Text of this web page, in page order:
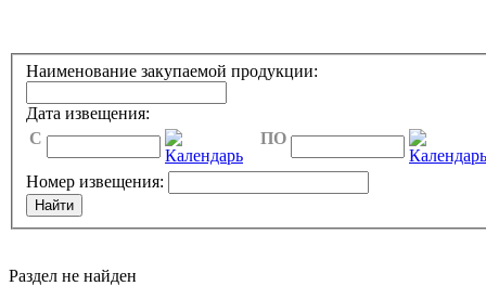
Наименование закупаемой продукции:
Дата извещения:
C
ПО
Номер извещения:
Раздел не найден